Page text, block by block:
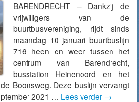
BARENDRECHT – Dankzij de
vrijwilligers van de
buurtbusvereniging, rijdt sinds
maandag 10 januari buurtbuslijn
716 heen en weer tussen het
centrum van Barendrecht,
busstation Heinenoord en het
Boonsweg. Deze buslijn vervangt
2021 … Lees verder →